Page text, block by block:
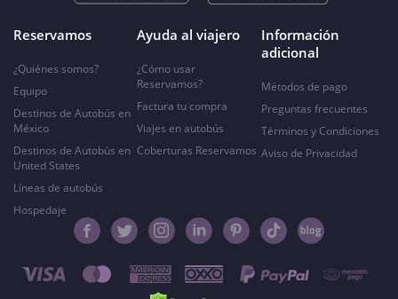
Reservamos
¿Quiénes somos?
Equipo
Destinos de Autobús en
México
Destinos de Autobús en
United States
Líneas de autobús
Hospedaje
Ayuda al viajero
¿Cómo usar
Reservamos?
Factura tu compra
Viajes en autobús
Coberturas Reservamos
Información
adicional
Métodos de pago
Preguntas frecuentes
Términos y Condiciones
Aviso de Privacidad